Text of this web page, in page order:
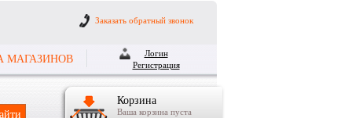
Заказать обратный звонок
МАГАЗИНОВ
Логин
Регистрация
Корзина
Ваша корзина пуста